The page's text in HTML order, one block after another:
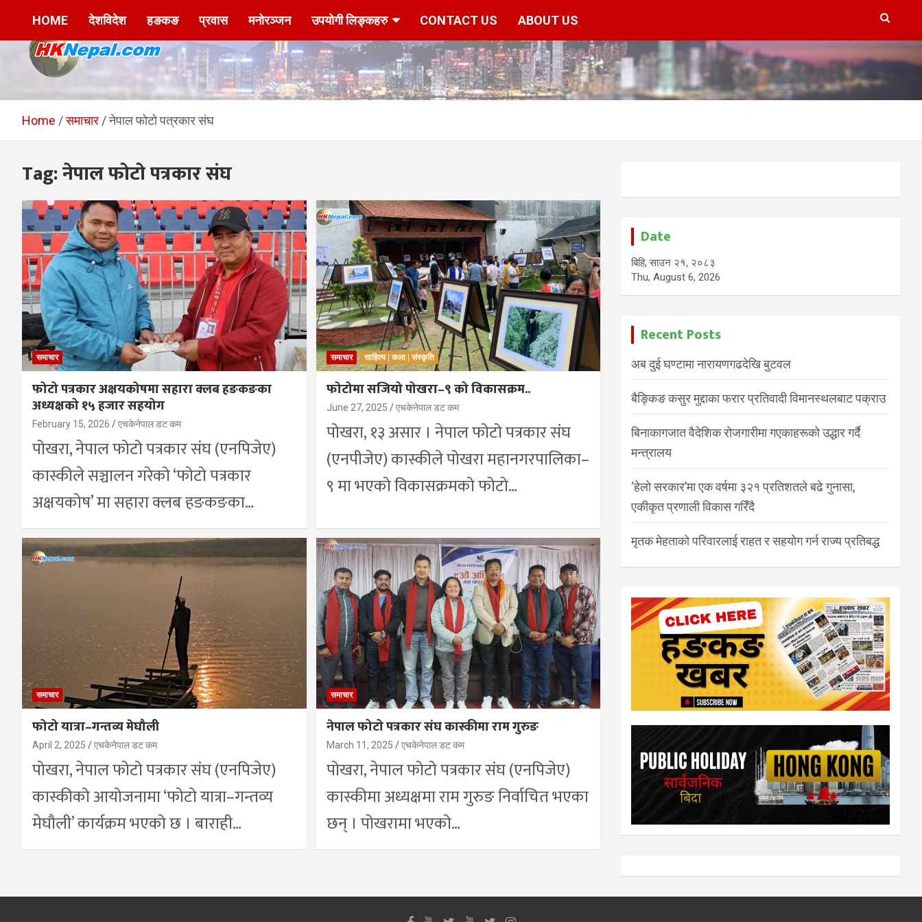
HKNepal.com –
हङकङबाट सञ्चालित पहिलो
नेपाली अनलाईन पत्रिका
hknepal, hknepal.com, hk nepal, hk nepal com
HOME देशविदेश हङकङ प्रवास मनोरञ्जन उपयोगी लिङ्कहरु CONTACT US ABOUT US
Home समाचार नेपाल फोटो पत्रकार संघ
Tag:नेपाल फोटो पत्रकार संघ
समाचार
फोटो पत्रकार अक्षयकोषमा सहारा क्लब हङकङका
अध्यक्षको १५ हजार सहयोग
February 15, 2026 एचकेनेपाल डट कम
पोखरा, नेपाल फोटो पत्रकार संघ (एनपिजेए)
कास्कीले सञ्चालन गरेको ‘फोटो पत्रकार
अक्षयकोष’ मा सहारा क्लब हङकङका…
समाचार साहित्य | कला | संस्कृति
फोटोमा सजियो पोखरा–९ को विकासक्रम..
June 27, 2025 एचकेनेपाल डट कम
पोखरा, १३ असार । नेपाल फोटो पत्रकार संघ
(एनपीजेए) कास्कीले पोखरा महानगरपालिका–
९ मा भएको विकासक्रमको फोटो…
समाचार
फोटो यात्रा–गन्तव्य मेघौली
April 2, 2025 एचकेनेपाल डट कम
पोखरा, नेपाल फोटो पत्रकार संघ (एनपिजेए)
कास्कीको आयोजनामा ‘फोटो यात्रा–गन्तव्य
मेघौली’ कार्यक्रम भएको छ । बाराही…
समाचार
नेपाल फोटो पत्रकार संघ कास्कीमा राम गुरुङ
March 11, 2025 एचकेनेपाल डट कम
पोखरा, नेपाल फोटो पत्रकार संघ (एनपिजेए)
कास्कीमा अध्यक्षमा राम गुरुङ निर्वाचित भएका
छन् । पोखरामा भएको…
Date
बिहि, साउन २१, २०८३
Thu, August 6, 2026
Recent Posts
अब दुई घण्टामा नारायणगढदेखि बुटवल
बैङ्किङ कसुर मुद्दाका फरार प्रतिवादी विमानस्थलबाट पक्राउ
बिनाकागजात वैदेशिक रोजगारीमा गएकाहरूको उद्धार गर्दै
मन्त्रालय
‘हेलो सरकार’मा एक वर्षमा ३२१ प्रतिशतले बढे गुनासा,
एकीकृत प्रणाली विकास गरिँदै
मृतक मेहताको परिवारलाई राहत र सहयोग गर्न राज्य प्रतिबद्ध